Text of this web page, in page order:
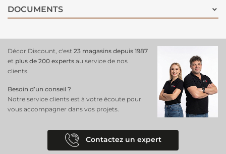
DOCUMENTS
Décor Discount, c'est 23 magasins depuis 1987
et plus de 200 experts au service de nos
clients.
Besoin d’un conseil ?
Notre service clients est à votre écoute pour
vous accompagner dans vos projets.
Contactez un expert